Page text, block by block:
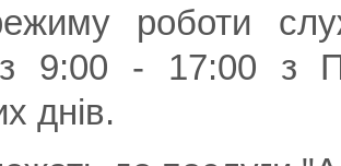
роботи
9:00 - 17:00 з
днів.